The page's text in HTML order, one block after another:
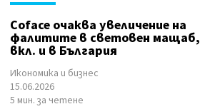
Coface очаква увеличение на
фалитите в световен мащаб,
вкл. и в България
Икономика и бизнес
15.06.2026
5 мин. за четене